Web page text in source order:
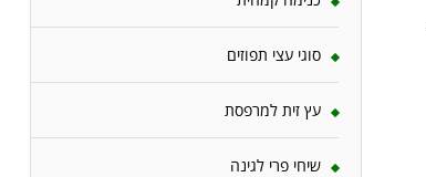
סוגי עצי תפוזים
עץ זית למרפסת
שיחי פרי לגינה